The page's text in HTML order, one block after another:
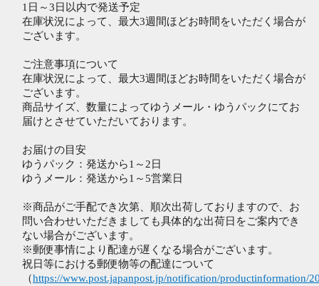
1日～3日以内で発送予定
在庫状況によって、最大3週間ほどお時間をいただく場合が
ございます。
ご注意事項について
在庫状況によって、最大3週間ほどお時間をいただく場合が
ございます。
商品サイズ、数量によってゆうメール・ゆうパックにてお
届けとさせていただいております。
お届けの目安
ゆうパック：発送から1～2日
ゆうメール：発送から1～5営業日
※商品がご手配でき次第、順次出荷しておりますので、お
問い合わせいただきましても具体的な出荷日をご案内でき
ない場合がございます。
※郵便事情により配達が遅くなる場合がございます。
祝日等における郵便物等の配達について
（https://www.post.japanpost.jp/notification/productinformation/